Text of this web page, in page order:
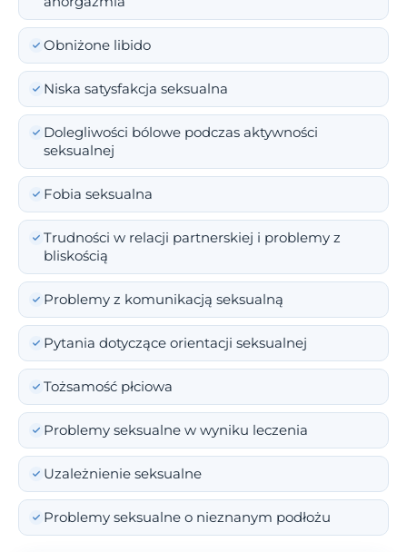
Obniżone libido
Niska satysfakcja seksualna
Dolegliwości bólowe podczas aktywności
seksualnej
Fobia seksualna
Trudności w relacji partnerskiej i problemy z
bliskością
Problemy z komunikacją seksualną
Pytania dotyczące orientacji seksualnej
Tożsamość płciowa
Problemy seksualne w wyniku leczenia
Uzależnienie seksualne
Problemy seksualne o nieznanym podłożu